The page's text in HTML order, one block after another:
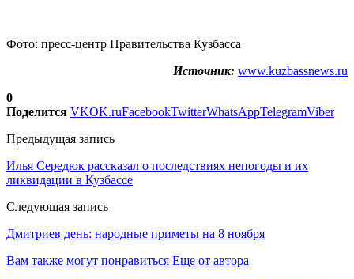
Фото: пресс-центр Правительства Кузбасса
Источник: www.kuzbassnews.ru
0
Поделится VKOK.ruFacebookTwitterWhatsAppTelegramViber
Предыдущая запись
Илья Середюк рассказал о последствиях непогоды и их
ликвидации в Кузбассе
Следующая запись
Дмитриев день: народные приметы на 8 ноября
Вам также могут понравиться Еще от автора